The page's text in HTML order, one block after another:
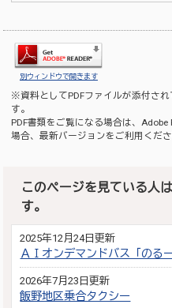
別ウィンドウで開きます
※資料としてPDFファイルが添付され
す。
PDF書類をご覧になる場合は、 Adobe
場合、最新バージョンをご利用くださ
このページを見ている人
す。
2025年12月24日更新
ＡＩオンデマンドバス「のる
2026年7月23日更新
飯野地区乗合タクシー